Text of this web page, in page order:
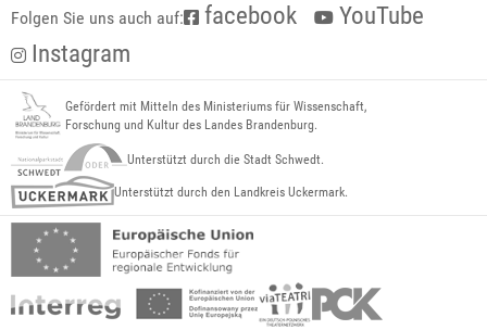
Folgen Sie uns auch auf: facebook
YouTube
Instagram
Gefördert mit Mitteln des Ministeriums für Wissenschaft,
Forschung und Kultur des Landes Brandenburg.
Unterstützt durch die Stadt Schwedt.
Unterstützt durch den Landkreis Uckermark.